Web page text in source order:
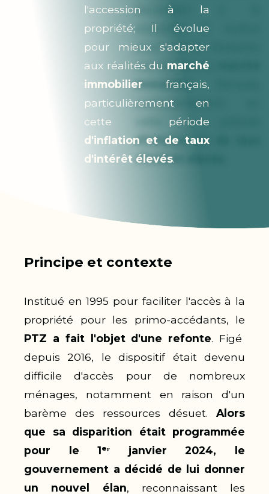
l'accession à la
propriété; Il évolue
pour mieux s'adapter
aux réalités du marché
immobilier français,
particulièrement en
cette période
d'inflation et de taux
d'intérêt élevés.
Principe et contexte
Institué en 1995 pour faciliter l'accès à la
propriété pour les primo-accédants, le
PTZ a fait l'objet d'une refonte. Figé
depuis 2016, le dispositif était devenu
difficile d'accès pour de nombreux
ménages, notamment en raison d'un
barème des ressources désuet. Alors
que sa disparition était programmée
pour le 1ᵉʳ janvier 2024, le
gouvernement a décidé de lui donner
un nouvel élan, reconnaissant les